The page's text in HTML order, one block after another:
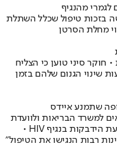
בזכות טיפול שכלל השתלת
מחלת הסרטן
סיני טוען כי הצליח
שינוי הגנום שלהם בזמן
שתמנע איידס
למשרד הבריאות ולוועדת
סל התרופות: להכליל תרופה ייחודית שמונעת הידבקות בנגיף HIV •
רבות הנגישו את הטיפול"